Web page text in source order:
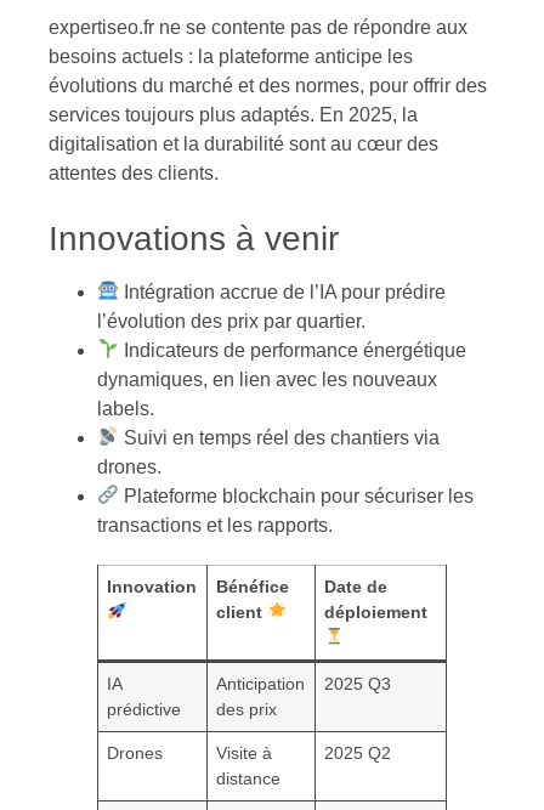
expertiseo.fr ne se contente pas de répondre aux
besoins actuels : la plateforme anticipe les
évolutions du marché et des normes, pour offrir des
services toujours plus adaptés. En 2025, la
digitalisation et la durabilité sont au cœur des
attentes des clients.
Innovations à venir
Intégration accrue de l’IA pour prédire
l’évolution des prix par quartier.
Indicateurs de performance énergétique
dynamiques, en lien avec les nouveaux
labels.
Suivi en temps réel des chantiers via
drones.
Plateforme blockchain pour sécuriser les
transactions et les rapports.
Innovation
Bénéfice
client
Date de
déploiement
IA
prédictive
Anticipation
des prix
2025 Q3
Drones
Visite à
distance
2025 Q2